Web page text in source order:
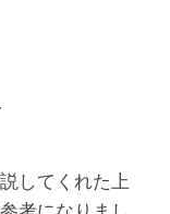
してくれた上